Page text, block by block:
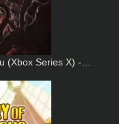
(Xbox Series X) -…